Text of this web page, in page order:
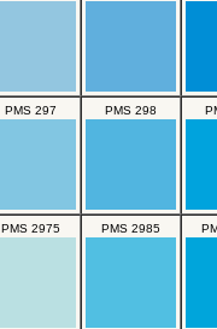
PMS 297 PMS 298
PMS 2975 PMS 2985